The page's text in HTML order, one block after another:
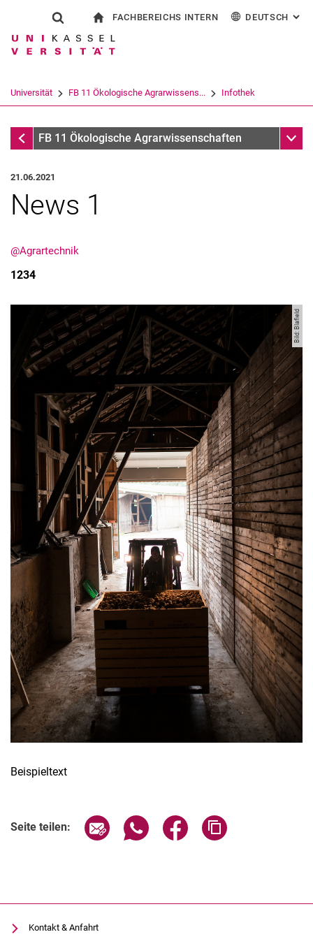
Springe direkt zu: Inhalt
Springe direkt zu: Suche
Springe direkt zu:
Suchformular
Suchbegriff
Suchen (öffnet externen Link in einem
FACHBEREICHS INTERN DEUTSCH :
Universität FB 11 Ökologische Agrarwissens... Infothek
InfothekFB 11 Ökologische Agrarwissenschaften
Kurzfilme
Medienbeiträge
Jahresberichte
Absolvent:innen-Jahrgänge
Abgeschlossene Promotionen
Pressearchiv
Geschichte des Fachbereich Ökologische Agrarwissenschaften
Witzenhausen und der Kolonialismus
21.06.2021
News 1
@Agrartechnik
1234
Bild: Blafield
Beispieltext
Seite teilen: Seite über E-Mail teilen
Seite über WhatsApp teilen
Seite über Facebook
Kontakt & Anfahrt